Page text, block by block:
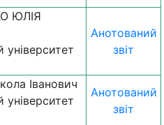
ЮЛІЯ
університет
Анотований
звіт
Іванович
університет
Анотований
звіт